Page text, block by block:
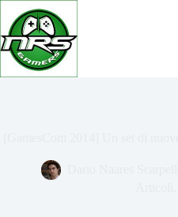
Salta
contenuto